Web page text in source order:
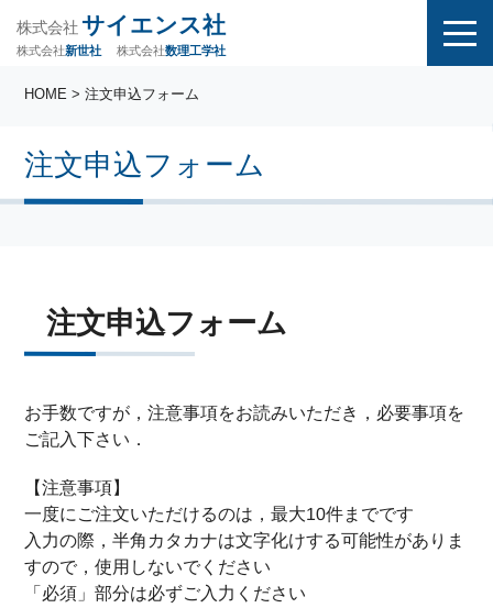
株式会社 サイエンス社
株式会社新世社 株式会社数理工学社
注文申込フォーム
HOME > 注文申込フォーム
注文申込フォーム
お手数ですが，注意事項をお読みいただき，必要事項を
ご記入下さい．
【注意事項】
一度にご注文いただけるのは，最大10件までです
入力の際，半角カタカナは文字化けする可能性がありま
すので，使用しないでください
「必須」部分は必ずご入力ください